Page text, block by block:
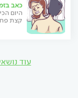
כאב
היום
קצת
עוד